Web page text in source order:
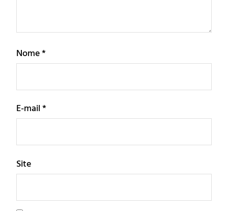
Nome*
E-mail*
Site